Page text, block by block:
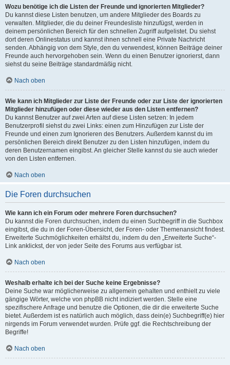
Wozu benötige ich die Listen der Freunde und ignorierten Mitglieder?
Du kannst diese Listen benutzen, um andere Mitglieder des Boards zu
verwalten. Mitglieder, die du deiner Freundesliste hinzufügst, werden in
deinem persönlichen Bereich für den schnellen Zugriff aufgelistet. Du siehst
dort deren Onlinestatus und kannst ihnen schnell eine Private Nachricht
senden. Abhängig von dem Style, den du verwendest, können Beiträge deiner
Freunde auch hervorgehoben sein. Wenn du einen Benutzer ignorierst, dann
siehst du seine Beiträge standardmäßig nicht.
Nach oben
Wie kann ich Mitglieder zur Liste der Freunde oder zur Liste der ignorierten
Mitglieder hinzufügen oder diese wieder aus den Listen entfernen?
Du kannst Benutzer auf zwei Arten auf diese Listen setzen: In jedem
Benutzerprofil siehst du zwei Links: einen zum Hinzufügen zur Liste der
Freunde und einen zum Ignorieren des Benutzers. Außerdem kannst du im
persönlichen Bereich direkt Benutzer zu den Listen hinzufügen, indem du
deren Benutzernamen eingibst. An gleicher Stelle kannst du sie auch wieder
von den Listen entfernen.
Nach oben
Die Foren durchsuchen
Wie kann ich ein Forum oder mehrere Foren durchsuchen?
Du kannst die Foren durchsuchen, indem du einen Suchbegriff in die Suchbox
eingibst, die du in der Foren-Übersicht, der Foren- oder Themenansicht findest.
Erweiterte Suchmöglichkeiten erhältst du, indem du den „Erweiterte Suche“-
Link anklickst, der von jeder Seite des Forums aus verfügbar ist.
Nach oben
Weshalb erhalte ich bei der Suche keine Ergebnisse?
Deine Suche war möglicherweise zu allgemein gehalten und enthielt zu viele
gängige Wörter, welche von phpBB nicht indiziert werden. Stelle eine
spezifischere Anfrage und benutze die Optionen, die dir die erweiterte Suche
bietet. Außerdem ist es natürlich auch möglich, dass dein(e) Suchbegriff(e) hier
nirgends im Forum verwendet wurden. Prüfe ggf. die Rechtschreibung der
Begriffe!
Nach oben